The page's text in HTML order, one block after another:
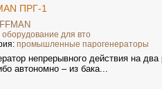
ПРГ-1
оборудование для вто
промышленные парогенераторы
непрерывного действия на
автономно – из бака...